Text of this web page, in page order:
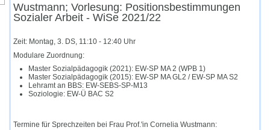
Wustmann; Vorlesung: Positionsbestimmungen
Sozialer Arbeit - WiSe 2021/22
Zeit: Montag, 3. DS, 11:10 - 12:40 Uhr
Modulare Zuordnung:
Master Sozialpädagogik (2021): EW-SP MA 2 (WPB 1)
Master Sozialpädagogik (2015): EW-SP MA GL2 / EW-SP MA S2
Lehramt an BBS: EW-SEBS-SP-M13
Soziologie: EW-Ü BAC S2
Termine für Sprechzeiten bei Frau Prof.'in Cornelia Wustmann: